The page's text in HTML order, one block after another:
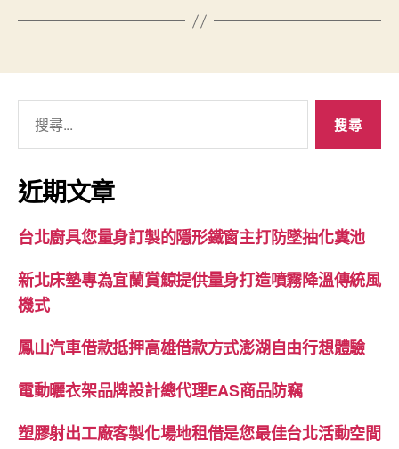
關
鍵
字:
近期文章
台北廚具您量身訂製的隱形鐵窗主打防墜抽化糞池
新北床墊專為宜蘭賞鯨提供量身打造噴霧降溫傳統風
機式
鳳山汽車借款抵押高雄借款方式澎湖自由行想體驗
電動曬衣架品牌設計總代理EAS商品防竊
塑膠射出工廠客製化場地租借是您最佳台北活動空間